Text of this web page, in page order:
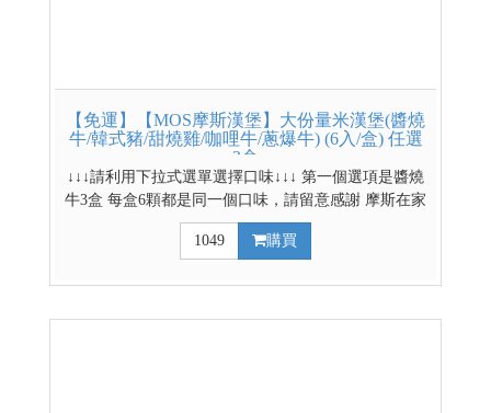
【免運】【MOS摩斯漢堡】大份量米漢堡(醬燒
牛/韓式豬/甜燒雞/咖哩牛/蔥爆牛) (6入/盒) 任選
3盒
↓↓↓請利用下拉式選單選擇口味↓↓↓ 第一個選項是醬燒
牛3盒 每盒6顆都是同一個口味，請留意感謝 摩斯在家
吃的到 大份量，2分鐘滿足味與胃 嚴選台南11號米
製作而成 品保層層把關，美味又安心 *低溫配送商品
1049 購買